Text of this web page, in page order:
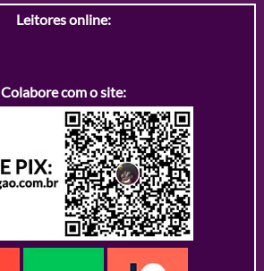
Leitores online:
Colabore com o site: